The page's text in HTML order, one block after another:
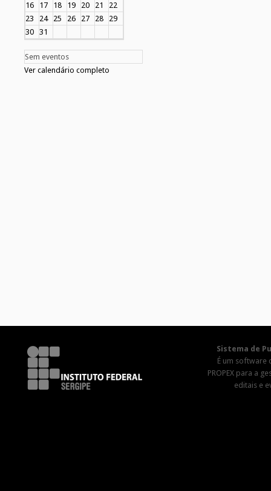
16
17 18 19 20 21
22
23
24 25 26 27 28
29
30 31
Sem eventos
Ver calendário completo
Sistema de
É um software
PROPEX para a
editais e